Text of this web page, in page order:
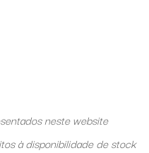
neste website
à disponibilidade de stock